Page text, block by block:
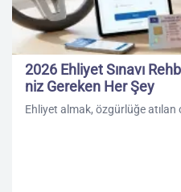
2026 Ehliyet Sınavı
niz Gereken Her Şey
Ehliyet almak, özgürlüğe atılan